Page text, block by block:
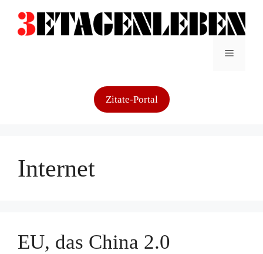
Inhalt
springen
Menü
Zitate-Portal
Internet
EU, das China 2.0